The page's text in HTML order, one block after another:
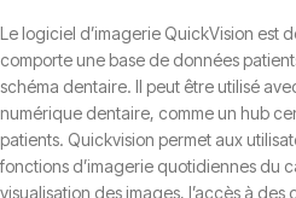
Le logiciel d’imagerie QuickVision est
comporte une base de données
schéma dentaire. Il peut être utilisé
numérique dentaire, comme un hub
patients. Quickvision permet aux
fonctions d’imagerie quotidiennes du
visualisation des images, l’accès à des